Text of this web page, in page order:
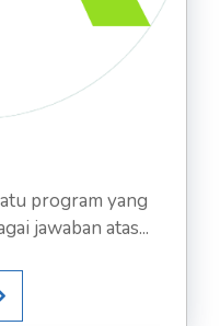
program yang
jawaban atas...